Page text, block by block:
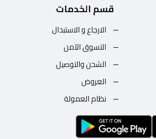
قسم الخدمات
الارجاع و الاستبدال
التسوق الآمن
الشحن والتوصيل
العروض
نظام العمولة